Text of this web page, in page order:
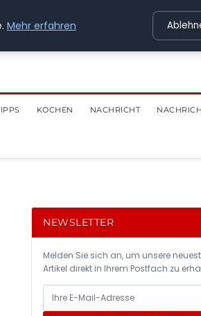
KOCHEN NACHRICHT
NEWSLETTER
Melden Sie sich an, um unsere
Artikel direkt in Ihrem Postfach zu
Mehr erfahren